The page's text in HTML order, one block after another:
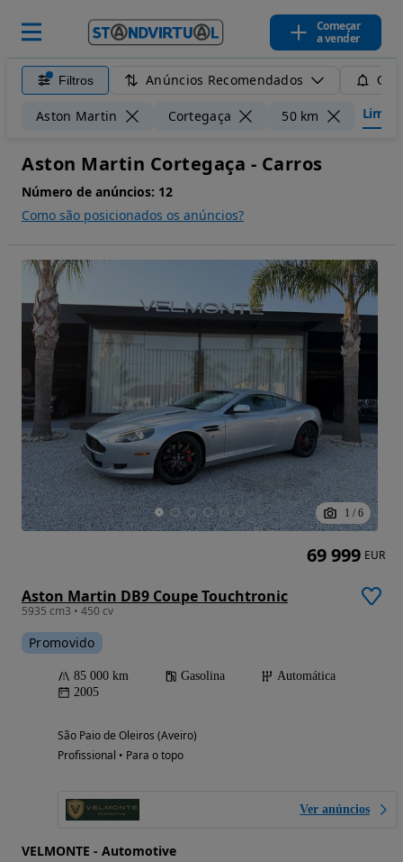
Começar
a vender
Filtros Anúncios Recomendados
Aston Martin Cortegaça 50 km
Aston Martin Cortegaça - Carros
Número de anúncios: 12
Como são posicionados os anúncios?
1 / 6
Aston Martin DB9 Coupe Touchtronic
5935 cm3 • 450 cv
Promovido
85 000 km Gasolina
Automática
2005
São Paio de Oleiros (Aveiro)
Profissional • Para o topo
Ver anúncios
VELMONTE - Automotive
69 999 EUR